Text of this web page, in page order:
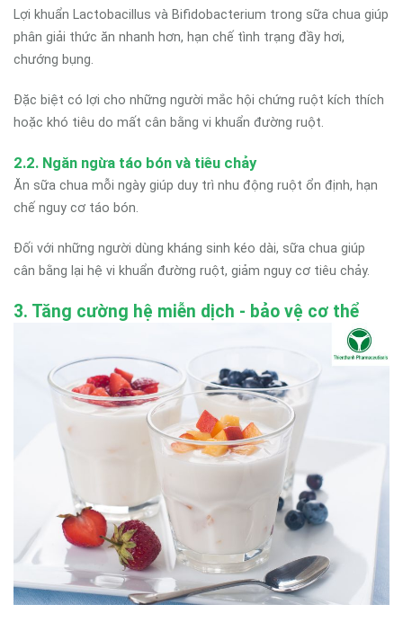
Lợi khuẩn Lactobacillus và Bifidobacterium trong sữa chua giúp
phân giải thức ăn nhanh hơn, hạn chế tình trạng đầy hơi,
chướng bụng.
Đặc biệt có lợi cho những người mắc hội chứng ruột kích thích
hoặc khó tiêu do mất cân bằng vi khuẩn đường ruột.
2.2. Ngăn ngừa táo bón và tiêu chảy
Ăn sữa chua mỗi ngày giúp duy trì nhu động ruột ổn định, hạn
chế nguy cơ táo bón.
Đối với những người dùng kháng sinh kéo dài, sữa chua giúp
cân bằng lại hệ vi khuẩn đường ruột, giảm nguy cơ tiêu chảy.
3. Tăng cường hệ miễn dịch - bảo vệ cơ thể